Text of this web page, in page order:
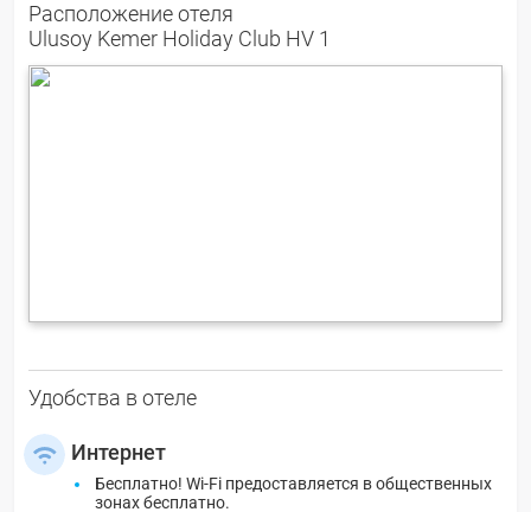
Расположение отеля
Ulusoy Kemer Holiday Club HV 1
Удобства в отеле
Интернет
Бесплатно! Wi-Fi предоставляется в общественных
зонах бесплатно.